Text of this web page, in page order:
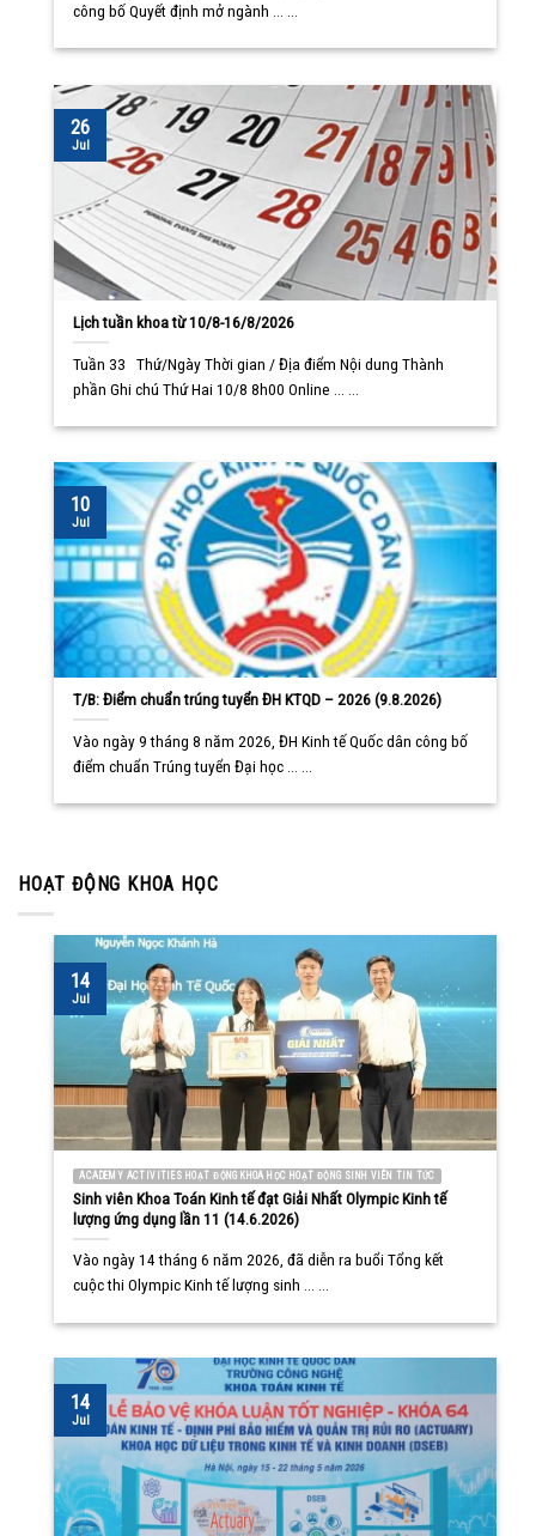
công bố Quyết định mở ngành ... ...
Lịch tuần khoa từ 10/8-16/8/2026
Tuần 33 Thứ/Ngày Thời gian / Địa điểm Nội dung Thành
phần Ghi chú Thứ Hai 10/8 8h00 Online ... ...
26
Jul
T/B: Điểm chuẩn trúng tuyển ĐH KTQD – 2026 (9.8.2026)
Vào ngày 9 tháng 8 năm 2026, ĐH Kinh tế Quốc dân công bố
điểm chuẩn Trúng tuyển Đại học ... ...
10
Jul
HOẠT ĐỘNG KHOA HỌC
ACADEMY ACTIVITIES HOẠT ĐỘNG KHOA HỌC HOẠT ĐỘNG SINH VIÊN TIN TỨC
Sinh viên Khoa Toán Kinh tế đạt Giải Nhất Olympic Kinh tế
lượng ứng dụng lần 11 (14.6.2026)
Vào ngày 14 tháng 6 năm 2026, đã diễn ra buổi Tổng kết
cuộc thi Olympic Kinh tế lượng sinh ... ...
14
Jul
14
Jul